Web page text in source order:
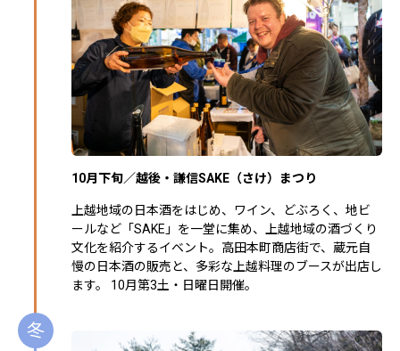
10月下旬／越後・謙信SAKE（さけ）まつり
上越地域の日本酒をはじめ、ワイン、どぶろく、地ビ
ールなど「SAKE」を一堂に集め、上越地域の酒づくり
文化を紹介するイベント。高田本町商店街で、蔵元自
慢の日本酒の販売と、多彩な上越料理のブースが出店し
ます。 10月第3土・日曜日開催。
冬